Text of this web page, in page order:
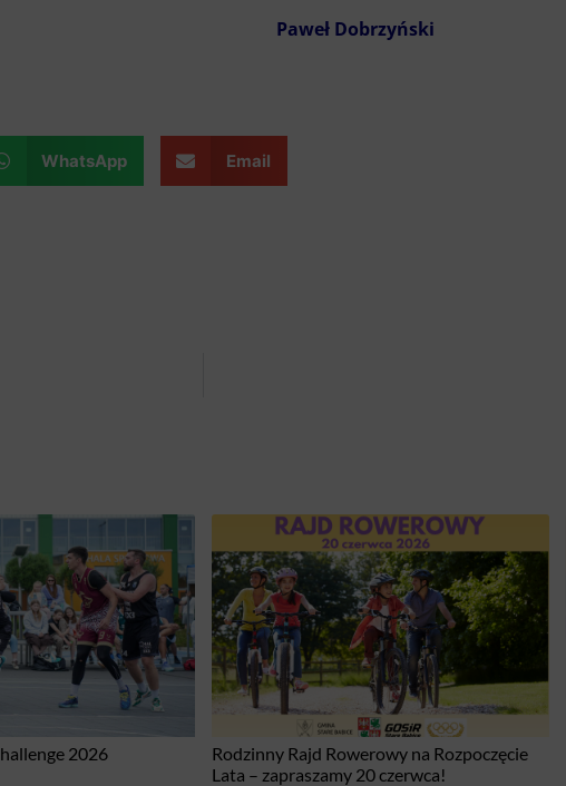
Paweł Dobrzyński
WhatsApp Email
2026
Rodzinny Rajd Rowerowy na Rozpoczęcie
Lata – zapraszamy 20 czerwca!